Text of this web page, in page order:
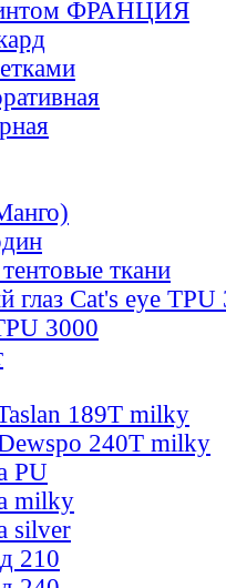
ФРАНЦИЯ
ткани
глаз Cat's eye TPU
3000
189T milky
240T milky
PU
milky
silver
210